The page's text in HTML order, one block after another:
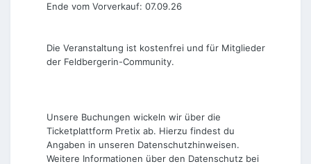
Ende vom Vorverkauf: 07.09.26
Die Veranstaltung ist kostenfrei und für Mitglieder
der Feldbergerin-Community.
Unsere Buchungen wickeln wir über die
Ticketplattform Pretix ab. Hierzu findest du
Angaben in unseren Datenschutzhinweisen.
Weitere Informationen über den Datenschutz bei